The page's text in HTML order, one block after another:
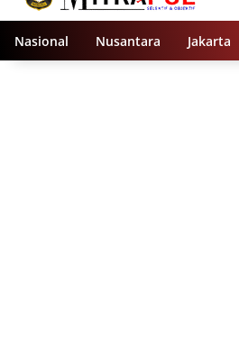
Nasional Nusantara Jakarta